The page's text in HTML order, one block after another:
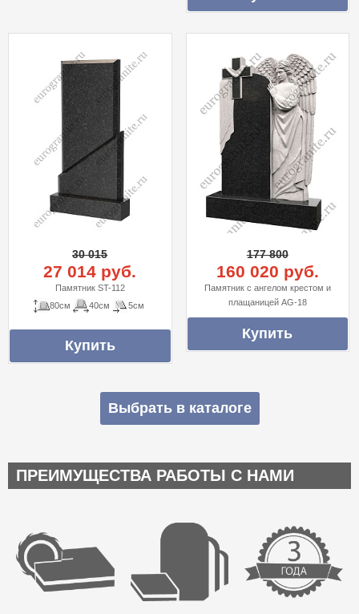
30 015
27 014 руб.
Памятник ST-112
80см
40см 5см
177 800
160 020 руб.
Памятник с ангелом крестом и
плащаницей AG-18
Выбрать в каталоге
ПРЕИМУЩЕСТВА РАБОТЫ С НАМИ